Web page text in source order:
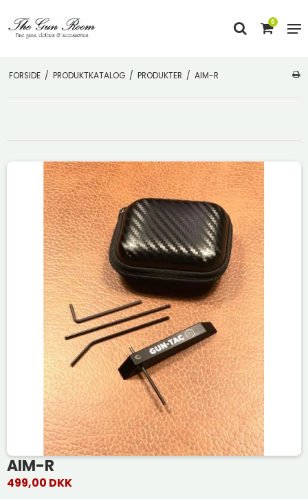
0
FORSIDE / PRODUKTKATALOG / PRODUKTER / AIM-R
AIM-R
499,00 DKK